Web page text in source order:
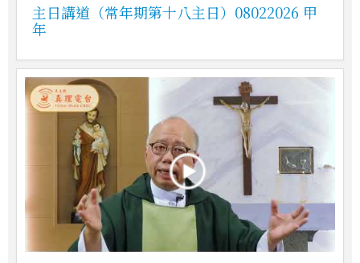
主日講道（常年期第十八主日）08022026 甲
年